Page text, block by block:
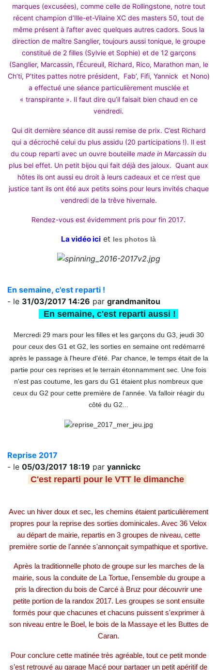
marques (excusées), comme celle de Rollingstone, notre tout
récent champion d’Ille-et-Vilaine XC des masters 50, tout de
même présent à l’after avec quelques autres cadors. Sous la
direction de maître Sanglier, toujours aussi tonique, le groupe
constitué de 2 filles (Sylvie et Sophie) et de 12 garçons
(Sanglier, Marcassin, l’Écureuil, Richard, Rico, Marathon man, le
Ch’ti, P’tites pattes notre président, Fab’, Fifi, Yannick et Nono)
a effectué une séance particulièrement musclée et
« transpirante ». Il faut dire qu’il faisait bien chaud en ce
vendredi.
Qui dit dernière séance dit aussi remise de prix. C’est Richard
qui a décroché celui du plus assidu (20 participations !). Il est
du coup reparti avec un ouvre bouteille made in Marcassin du
plus bel effet. Un petit bijou qui fait déjà des jaloux. Quant aux
hôtes ils ont aussi eu droit à leurs cadeaux et ce n’est que
justice tant ils ont été aux petits soins pour leurs invités chaque
vendredi de la trêve hivernale.
Rendez-vous est évidemment pris pour fin 2017.
La vidéo ici et les photos là
En semaine, c'est reparti !
- le 31/03/2017 14:26 par grandmanitou
En semaine, c'est reparti aussi !
Mercredi 29 mars pour les filles et les garçons du G3, jeudi 30
pour ceux des G1 et G2, les sorties en semaine ont redémarré
après le passage à l'heure d'été. Par chance, le temps était de la
partie pour ces reprises et le terrain étonnamment sec. Une fois
n'est pas coutume, les gars du G1 étaient plus nombreux que
ceux du G2 pour cette première de l'année. Va falloir réagir du
côté du G2...
Reprise 2017
- le 05/03/2017 18:19 par yannickc
C'est reparti pour le VTT le dimanche
Avec un hiver doux et sec, les chemins étaient particulièrement
propres pour la reprise des sorties dominicales. Avec 36 Velox
au départ de mairie, repartis en 3 groupes de niveau, cette
première sortie de l'année s'annonçait sympathique et sportive.
Après la traditionnelle photo de groupe sur les marches de la
mairie, sous la conduite de La Tortue, l'ensemble du groupe a
pris la direction du bois de Carcé à Bruz pour découvrir une
petite portion de la randox 2017. Les groupes se sont ensuite
formés pour que chacunes et chacuns puissent s'exprimer à
son niveau entre le Boel, le bois de la Massaye et les Buttes de
Caran.
Pour conclure cette matinée très agréable, tout ce petit monde
s’est retrouvé au garage Macé pour partager un petit apéritif de